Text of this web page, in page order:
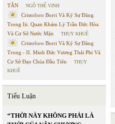
TÂN
NGÔ THẾ VINH
Cristoforo Borri Và Ký Sự Đàng
Trong Iii. Quan Khám Lý Trần Đức Hòa
Và Cơ Sở Nước Mặn
THỤY KHUÊ
Cristoforo Borri Và Ký Sự Đàng
Trong - II. Minh Đức Vương Thái Phi Và
Cơ Sở Đạo Chúa Đầu Tiên
THỤY
KHUÊ
Tiểu Luận
“THỜI NÀY KHÔNG PHẢI LÀ